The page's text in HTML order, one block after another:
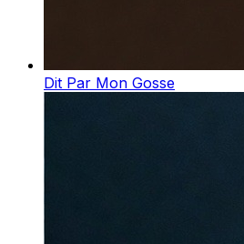
Dit Par Mon Gosse